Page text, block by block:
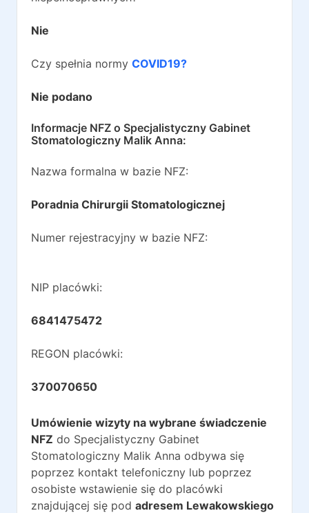
Nie
Czy spełnia normy COVID19?
Nie podano
Informacje NFZ o Specjalistyczny Gabinet
Stomatologiczny Malik Anna:
Nazwa formalna w bazie NFZ:
Poradnia Chirurgii Stomatologicznej
Numer rejestracyjny w bazie NFZ:
NIP placówki:
6841475472
REGON placówki:
370070650
Umówienie wizyty na wybrane świadczenie
NFZ do Specjalistyczny Gabinet
Stomatologiczny Malik Anna odbywa się
poprzez kontakt telefoniczny lub poprzez
osobiste wstawienie się do placówki
znajdującej się pod adresem Lewakowskiego